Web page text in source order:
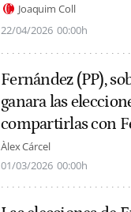
Joaquim Coll
22/04/2026 00:00h
Fernández (PP),
ganara las
compartirlas con
Àlex Cárcel
01/03/2026 00:00h